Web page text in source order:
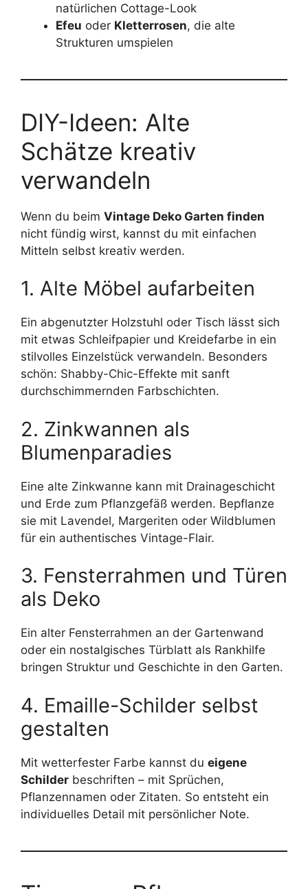
natürlichen Cottage-Look
Efeu oder Kletterrosen, die alte
Strukturen umspielen
DIY-Ideen: Alte
Schätze kreativ
verwandeln
Wenn du beim Vintage Deko Garten finden
nicht fündig wirst, kannst du mit einfachen
Mitteln selbst kreativ werden.
1. Alte Möbel aufarbeiten
Ein abgenutzter Holzstuhl oder Tisch lässt sich
mit etwas Schleifpapier und Kreidefarbe in ein
stilvolles Einzelstück verwandeln. Besonders
schön: Shabby-Chic-Effekte mit sanft
durchschimmernden Farbschichten.
2. Zinkwannen als
Blumenparadies
Eine alte Zinkwanne kann mit Drainageschicht
und Erde zum Pflanzgefäß werden. Bepflanze
sie mit Lavendel, Margeriten oder Wildblumen
für ein authentisches Vintage-Flair.
3. Fensterrahmen und Türen
als Deko
Ein alter Fensterrahmen an der Gartenwand
oder ein nostalgisches Türblatt als Rankhilfe
bringen Struktur und Geschichte in den Garten.
4. Emaille-Schilder selbst
gestalten
Mit wetterfester Farbe kannst du eigene
Schilder beschriften – mit Sprüchen,
Pflanzennamen oder Zitaten. So entsteht ein
individuelles Detail mit persönlicher Note.